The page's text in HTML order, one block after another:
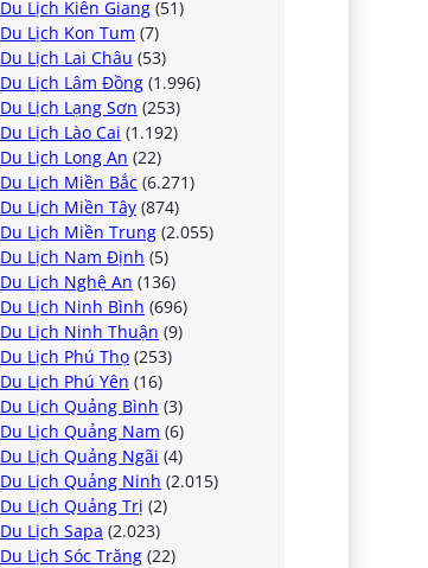
Du Lịch Kiên Giang (51)
Du Lịch Kon Tum (7)
Du Lịch Lai Châu (53)
Du Lịch Lâm Đồng (1.996)
Du Lịch Lạng Sơn (253)
Du Lịch Lào Cai (1.192)
Du Lịch Long An (22)
Du Lịch Miền Bắc (6.271)
Du Lịch Miền Tây (874)
Du Lịch Miền Trung (2.055)
Du Lịch Nam Định (5)
Du Lịch Nghệ An (136)
Du Lịch Ninh Bình (696)
Du Lịch Ninh Thuận (9)
Du Lịch Phú Thọ (253)
Du Lịch Phú Yên (16)
Du Lịch Quảng Bình (3)
Du Lịch Quảng Nam (6)
Du Lịch Quảng Ngãi (4)
Du Lịch Quảng Ninh (2.015)
Du Lịch Quảng Trị (2)
Du Lịch Sapa (2.023)
Du Lịch Sóc Trăng (22)